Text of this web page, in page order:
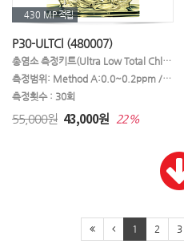
430 MP적립
P30-ULTCl (480007)
총염소 측정키트(Ultra Low Total Chlorine Pocket Pack)
측정범위: Method A:0.0~0.2ppm / Method B:0.0~0.05ppm
측정횟수 : 30회
55,000원 43,000원 22%
1 2 3